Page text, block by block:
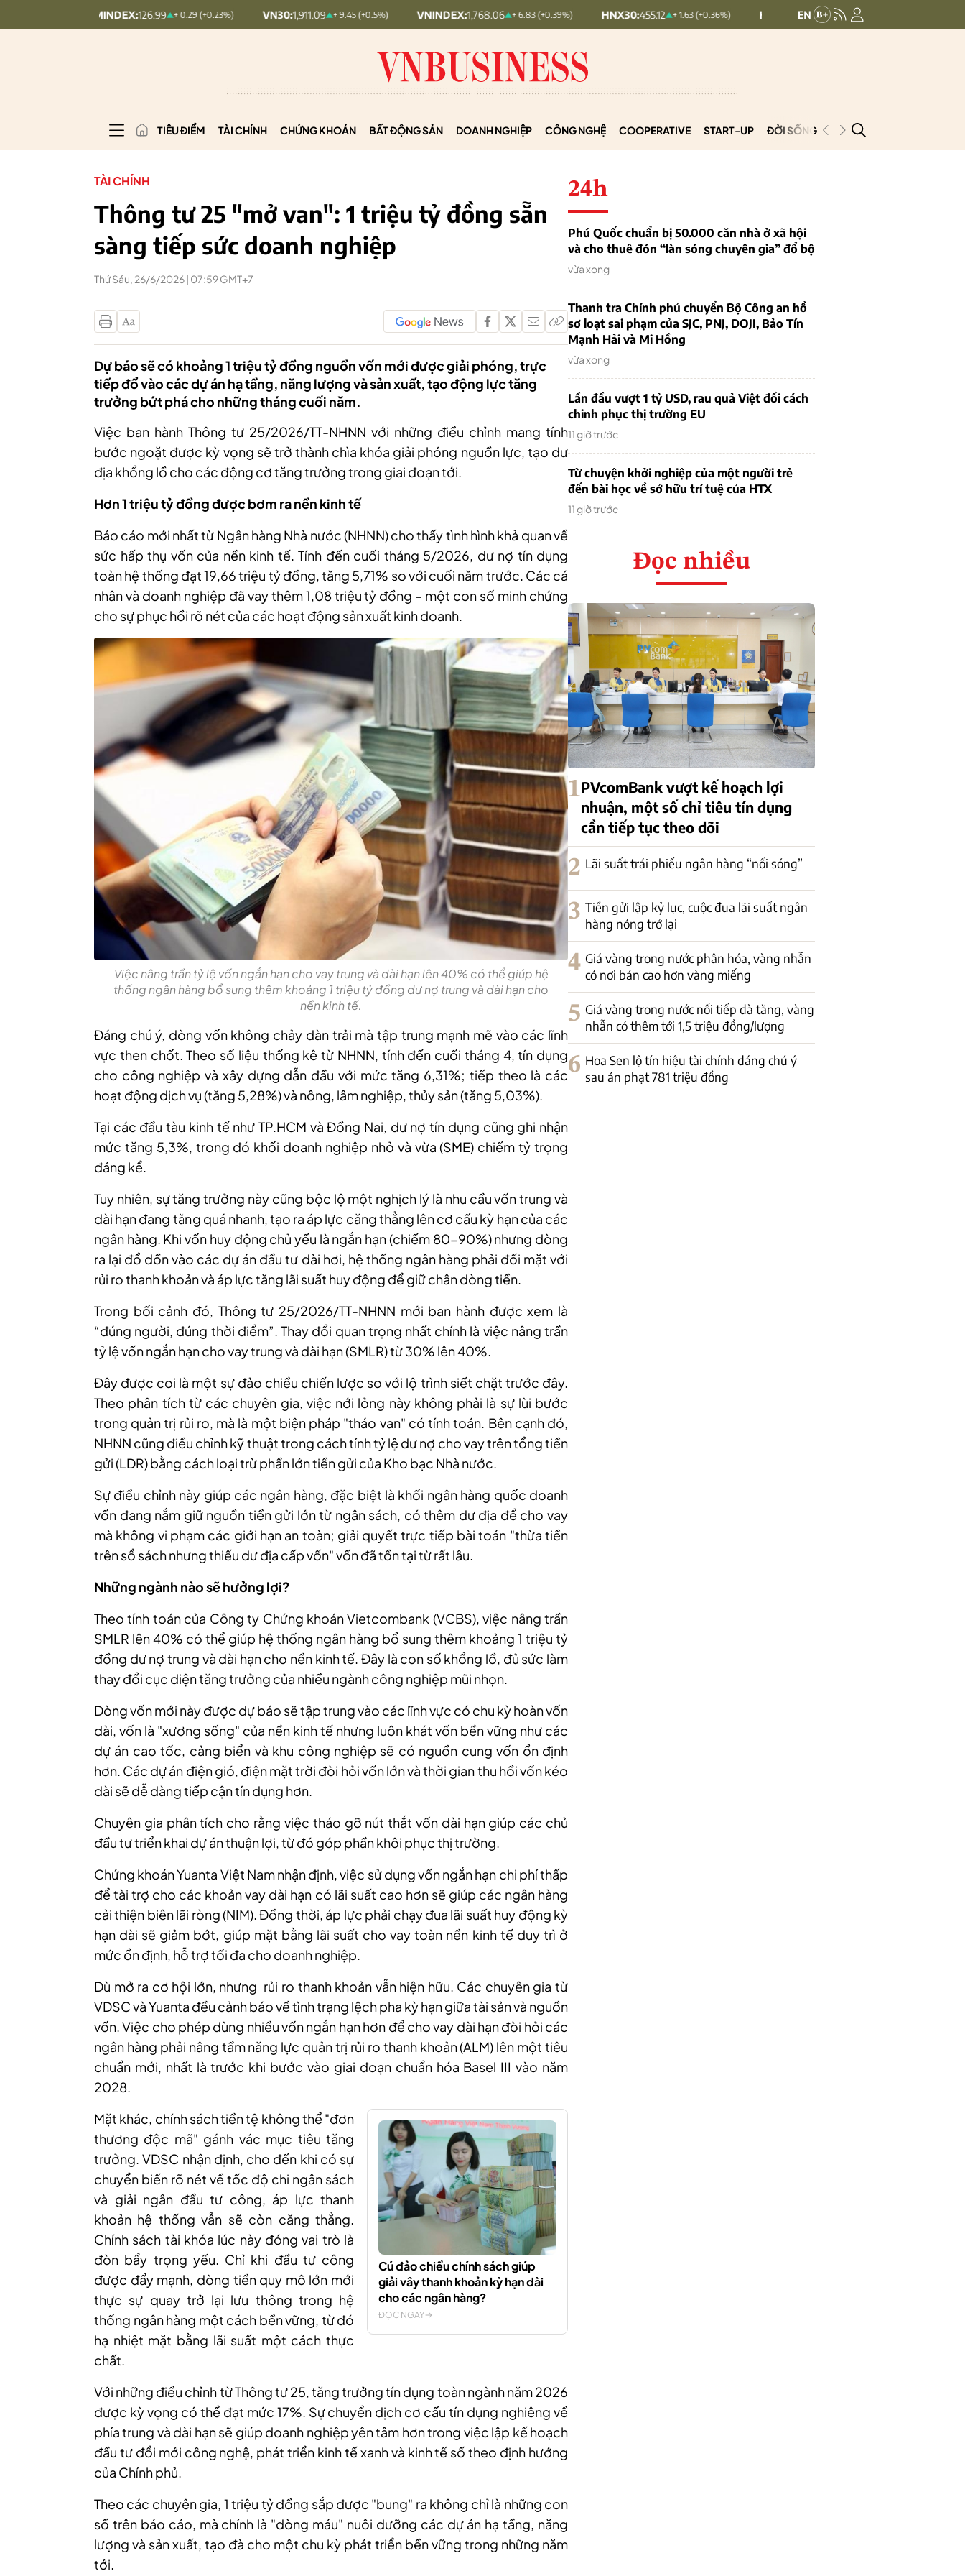
126.99 + 0.29 (+0.23%) VN30:1,911.09 + 9.45 (+0.5%) VNINDEX: 1,768.06 + 6.83 (+0.39%) HNX30: 455.12 + 1.63 (+0.36%) HNXINDEX: 293.44 + 0.25 (+0.09%)
TIÊU ĐIỂM TÀI CHÍNH CHỨNG KHOÁN BẤT ĐỘNG SẢN DOANH NGHIỆP CÔNG NGHỆ COOPERATIVE START-UP ĐỜI SỐNG PODCAST
TÀI CHÍNH
Thông tư 25 "mở van": 1 triệu tỷ đồng sẵn
sàng tiếp sức doanh nghiệp
Thứ Sáu, 26/6/2026 | 07:59 GMT+7
Dự báo sẽ có khoảng 1 triệu tỷ đồng nguồn vốn mới được giải phóng, trực
tiếp đổ vào các dự án hạ tầng, năng lượng và sản xuất, tạo động lực tăng
trưởng bứt phá cho những tháng cuối năm.
Việc ban hành Thông tư 25/2026/TT-NHNN với những điều chỉnh mang tính
bước ngoặt được kỳ vọng sẽ trở thành chìa khóa giải phóng nguồn lực, tạo dư
địa khổng lồ cho các động cơ tăng trưởng trong giai đoạn tới.
Hơn 1 triệu tỷ đồng được bơm ra nền kinh tế
Báo cáo mới nhất từ Ngân hàng Nhà nước (NHNN) cho thấy tình hình khả quan về
sức hấp thụ vốn của nền kinh tế. Tính đến cuối tháng 5/2026, dư nợ tín dụng
toàn hệ thống đạt 19,66 triệu tỷ đồng, tăng 5,71% so với cuối năm trước. Các cá
nhân và doanh nghiệp đã vay thêm 1,08 triệu tỷ đồng – một con số minh chứng
cho sự phục hồi rõ nét của các hoạt động sản xuất kinh doanh.
Việc nâng trần tỷ lệ vốn ngắn hạn cho vay trung và dài hạn lên 40% có thể giúp hệ
thống ngân hàng bổ sung thêm khoảng 1 triệu tỷ đồng dư nợ trung và dài hạn cho
nền kinh tế.
Đáng chú ý, dòng vốn không chảy dàn trải mà tập trung mạnh mẽ vào các lĩnh
vực then chốt. Theo số liệu thống kê từ NHNN, tính đến cuối tháng 4, tín dụng
cho công nghiệp và xây dựng dẫn đầu với mức tăng 6,31%; tiếp theo là các
hoạt động dịch vụ (tăng 5,28%) và nông, lâm nghiệp, thủy sản (tăng 5,03%).
Tại các đầu tàu kinh tế như TP.HCM và Đồng Nai, dư nợ tín dụng cũng ghi nhận
mức tăng 5,3%, trong đó khối doanh nghiệp nhỏ và vừa (SME) chiếm tỷ trọng
đáng kể.
Tuy nhiên, sự tăng trưởng này cũng bộc lộ một nghịch lý là nhu cầu vốn trung và
dài hạn đang tăng quá nhanh, tạo ra áp lực căng thẳng lên cơ cấu kỳ hạn của các
ngân hàng. Khi vốn huy động chủ yếu là ngắn hạn (chiếm 80-90%) nhưng dòng
ra lại đổ dồn vào các dự án đầu tư dài hơi, hệ thống ngân hàng phải đối mặt với
rủi ro thanh khoản và áp lực tăng lãi suất huy động để giữ chân dòng tiền.
Trong bối cảnh đó, Thông tư 25/2026/TT-NHNN mới ban hành được xem là
“đúng người, đúng thời điểm”. Thay đổi quan trọng nhất chính là việc nâng trần
tỷ lệ vốn ngắn hạn cho vay trung và dài hạn (SMLR) từ 30% lên 40%.
Đây được coi là một sự đảo chiều chiến lược so với lộ trình siết chặt trước đây.
Theo phân tích từ các chuyên gia, việc nới lỏng này không phải là sự lùi bước
trong quản trị rủi ro, mà là một biện pháp "tháo van" có tính toán. Bên cạnh đó,
NHNN cũng điều chỉnh kỹ thuật trong cách tính tỷ lệ dư nợ cho vay trên tổng tiền
gửi (LDR) bằng cách loại trừ phần lớn tiền gửi của Kho bạc Nhà nước.
Sự điều chỉnh này giúp các ngân hàng, đặc biệt là khối ngân hàng quốc doanh
vốn đang nắm giữ nguồn tiền gửi lớn từ ngân sách, có thêm dư địa để cho vay
mà không vi phạm các giới hạn an toàn; giải quyết trực tiếp bài toán "thừa tiền
trên sổ sách nhưng thiếu dư địa cấp vốn" vốn đã tồn tại từ rất lâu.
Những ngành nào sẽ hưởng lợi?
Theo tính toán của Công ty Chứng khoán Vietcombank (VCBS), việc nâng trần
SMLR lên 40% có thể giúp hệ thống ngân hàng bổ sung thêm khoảng 1 triệu tỷ
đồng dư nợ trung và dài hạn cho nền kinh tế. Đây là con số khổng lồ, đủ sức làm
thay đổi cục diện tăng trưởng của nhiều ngành công nghiệp mũi nhọn.
Dòng vốn mới này được dự báo sẽ tập trung vào các lĩnh vực có chu kỳ hoàn vốn
dài, vốn là "xương sống" của nền kinh tế nhưng luôn khát vốn bền vững như các
dự án cao tốc, cảng biển và khu công nghiệp sẽ có nguồn cung vốn ổn định
hơn. Các dự án điện gió, điện mặt trời đòi hỏi vốn lớn và thời gian thu hồi vốn kéo
dài sẽ dễ dàng tiếp cận tín dụng hơn.
Chuyên gia phân tích cho rằng việc tháo gỡ nút thắt vốn dài hạn giúp các chủ
đầu tư triển khai dự án thuận lợi, từ đó góp phần khôi phục thị trường.
Chứng khoán Yuanta Việt Nam nhậnđịnh, việc sử dụng vốn ngắn hạn chi phí thấp
để tài trợ cho các khoản vay dài hạn có lãi suất cao hơn sẽ giúp các ngân hàng
cải thiện biên lãi ròng (NIM). Đồng thời, áp lực phải chạy đua lãi suất huy động kỳ
hạn dài sẽ giảm bớt, giúp mặt bằng lãi suất cho vay toàn nền kinh tế duy trì ở
mức ổn định, hỗ trợ tối đa cho doanh nghiệp.
Dù mở ra cơ hội lớn, nhưng rủi ro thanh khoản vẫn hiện hữu. Các chuyên gia từ
VDSC và Yuanta đều cảnh báo về tình trạng lệch pha kỳ hạn giữa tài sản và nguồn
vốn. Việc cho phép dùng nhiều vốn ngắn hạn hơn để cho vay dài hạn đòi hỏi các
ngân hàng phải nâng tầm năng lực quản trị rủi ro thanh khoản (ALM) lên một tiêu
chuẩn mới, nhất là trước khi bước vào giai đoạn chuẩn hóa Basel III vào năm
2028.
Cú đảo chiều chính sách giúp
giải vây thanh khoản kỳ hạn dài
cho các ngân hàng?
ĐỌC NGAY
Mặt khác, chính sách tiền tệ không thể "đơn
thương độc mã" gánh vác mục tiêu tăng
trưởng. VDSC nhận định, cho đến khi có sự
chuyển biến rõ nét về tốc độ chi ngân sách
và giải ngân đầu tư công, áp lực thanh
khoản hệ thống vẫn sẽ còn căng thẳng.
Chính sách tài khóa lúc này đóng vai trò là
đòn bẩy trọng yếu. Chỉ khi đầu tư công
được đẩy mạnh, dòng tiền quy mô lớn mới
thực sự quay trở lại lưu thông trong hệ
thống ngân hàng một cách bền vững, từ đó
hạ nhiệt mặt bằng lãi suất một cách thực
chất.
Với những điều chỉnh từ Thông tư 25, tăng trưởng tín dụng toàn ngành năm 2026
được kỳ vọng có thể đạt mức 17%. Sự chuyển dịch cơ cấu tín dụng nghiêng về
phía trung và dài hạn sẽ giúp doanh nghiệp yên tâm hơn trong việc lập kế hoạch
đầu tư đổi mới công nghệ, phát triển kinh tế xanh và kinh tế số theo định hướng
của Chính phủ.
Theo các chuyên gia, 1 triệu tỷ đồng sắp được "bung" ra không chỉ là những con
số trên báo cáo, mà chính là "dòng máu" nuôi dưỡng các dự án hạ tầng, năng
lượng và sản xuất, tạo đà cho một chu kỳ phát triển bền vững trong những năm
tới.
24h
Phú Quốc chuẩn bị 50.000 căn nhà ở xã hội
và cho thuê đón “làn sóng chuyên gia” đổ bộ
vừa xong
Thanh tra Chính phủ chuyển Bộ Công an hồ
sơ loạt sai phạm của SJC, PNJ, DOJI, Bảo Tín
Mạnh Hải và Mi Hồng
vừa xong
Lần đầu vượt 1 tỷ USD, rau quả Việt đổi cách
chinh phục thị trường EU
11 giờ trước
Từ chuyện khởi nghiệp của một người trẻ
đến bài học về sở hữu trí tuệ của HTX
11 giờ trước
Đọc nhiều
1PVcomBank vượt kế hoạch lợi
nhuận, một số chỉ tiêu tín dụng
cần tiếp tục theo dõi
2 Lãi suất trái phiếu ngân hàng “nổi sóng”
3 Tiền gửi lập kỷ lục, cuộc đua lãi suất ngân
hàng nóng trở lại
4 Giá vàng trong nước phân hóa, vàng nhẫn
có nơi bán cao hơn vàng miếng
5 Giá vàng trong nước nối tiếp đà tăng, vàng
nhẫn có thêm tới 1,5 triệu đồng/lượng
6 Hoa Sen lộ tín hiệu tài chính đáng chú ý
sau án phạt 781 triệu đồng